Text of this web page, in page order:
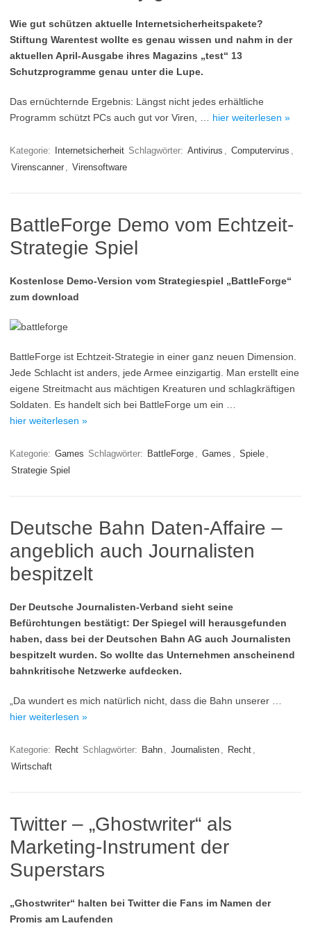
Wie gut schützen aktuelle Internetsicherheitspakete?
Stiftung Warentest wollte es genau wissen und nahm in der
aktuellen April-Ausgabe ihres Magazins „test“ 13
Schutzprogramme genau unter die Lupe.
Das ernüchternde Ergebnis: Längst nicht jedes erhältliche
Programm schützt PCs auch gut vor Viren, … hier weiterlesen »
Kategorie: Internetsicherheit Schlagwörter: Antivirus , Computervirus ,
Virenscanner , Virensoftware
BattleForge Demo vom Echtzeit-
Strategie Spiel
Kostenlose Demo-Version vom Strategiespiel „BattleForge“
zum download
BattleForge ist Echtzeit-Strategie in einer ganz neuen Dimension.
Jede Schlacht ist anders, jede Armee einzigartig. Man erstellt eine
eigene Streitmacht aus mächtigen Kreaturen und schlagkräftigen
Soldaten. Es handelt sich bei BattleForge um ein …
hier weiterlesen »
Kategorie: Games Schlagwörter: BattleForge , Games , Spiele ,
Strategie Spiel
Deutsche Bahn Daten-Affaire –
angeblich auch Journalisten
bespitzelt
Der Deutsche Journalisten-Verband sieht seine
Befürchtungen bestätigt: Der Spiegel will herausgefunden
haben, dass bei der Deutschen Bahn AG auch Journalisten
bespitzelt wurden. So wollte das Unternehmen anscheinend
bahnkritische Netzwerke aufdecken.
„Da wundert es mich natürlich nicht, dass die Bahn unserer …
hier weiterlesen »
Kategorie: Recht Schlagwörter: Bahn , Journalisten , Recht ,
Wirtschaft
Twitter – „Ghostwriter“ als
Marketing-Instrument der
Superstars
„Ghostwriter“ halten bei Twitter die Fans im Namen der
Promis am Laufenden